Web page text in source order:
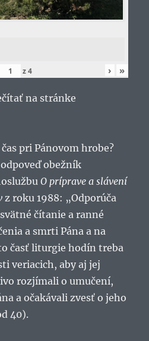
z4 › »
na stránke
pri Pánovom hrobe?
obežník
O príprave a slávení
z roku 1988: „Odporúča
čítanie a ranné
a smrti Pána a na
časť liturgie hodín treba
veriacich, aby aj jej
rozjímali o umučení,
a očakávali zvesť o jeho
40).